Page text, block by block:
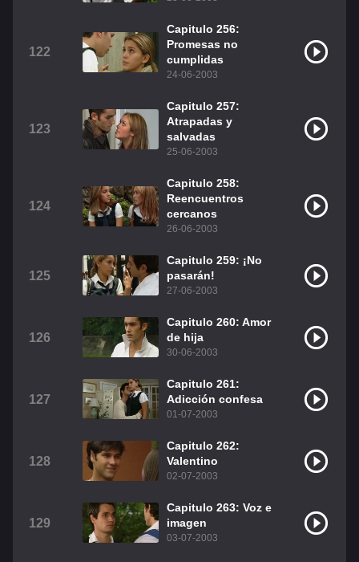
122
Capitulo 256:
Promesas no
cumplidas
24-06-2003
123
Capitulo 257:
Atrapadas y
salvadas
25-06-2003
124
Capitulo 258:
Reencuentros
cercanos
26-06-2003
125
Capitulo 259: ¡No
pasarán!
27-06-2003
126
Capitulo 260: Amor
de hija
30-06-2003
127
Capitulo 261:
Adicción confesa
01-07-2003
128
Capitulo 262:
Valentino
02-07-2003
129
Capitulo 263: Voz e
imagen
03-07-2003